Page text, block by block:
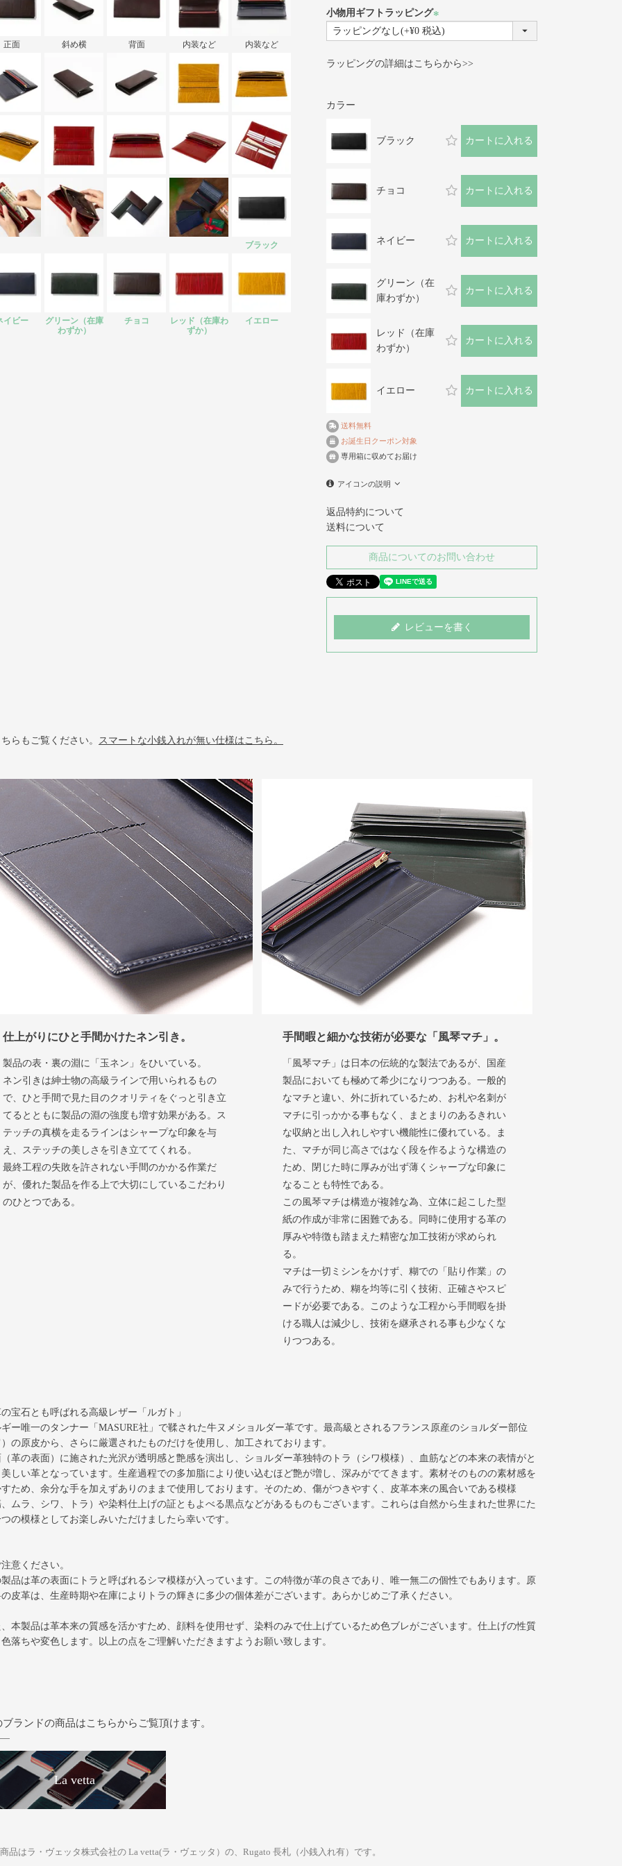
正面 斜め横 背面 内装など 内装など
ブラック
イビー
グリーン（在庫
わずか）
チョコ
レッド（在庫わ
ずか）
イエロー
小物用ギフトラッピング
(必
ラッピングの詳細はこちらから>>
カラー
ブラック カートに入れる
チョコ カートに入れる
ネイビー カートに入れる
グリーン（在
庫わずか）
カートに入れる
レッド（在庫
わずか）
カートに入れる
イエロー カートに入れる
送料無料
お誕生日クーポン対象
専用箱に収めてお届け
アイコンの説明
返品特約について
送料について
商品についてのお問い合わせ
レビューを書く
らもご覧ください。 スマートな小銭入れが無い仕様はこちら。
仕上がりにひと手間かけたネン引き。
製品の表・裏の淵に「玉ネン」をひいている。
ネン引きは紳士物の高級ラインで用いられるもの
で、ひと手間で見た目のクオリティをぐっと引き立
てるとともに製品の淵の強度も増す効果がある。ス
テッチの真横を走るラインはシャープな印象を与
え、ステッチの美しさを引き立ててくれる。
最終工程の失敗を許されない手間のかかる作業だ
が、優れた製品を作る上で大切にしているこだわり
のひとつである。
手間暇と細かな技術が必要な「風琴マチ」 。
「風琴マチ」は日本の伝統的な製法であるが、国産
製品においても極めて希少になりつつある。一般的
なマチと違い、外に折れているため、お札や名刺が
マチに引っかかる事もなく、まとまりのあるきれい
な収納と出し入れしやすい機能性に優れている。ま
た、マチが同じ高さではなく段を作るような構造の
ため、閉じた時に厚みが出ず薄くシャープな印象に
なることも特性である。
この風琴マチは構造が複雑な為、立体に起こした型
紙の作成が非常に困難である。同時に使用する革の
厚みや特徴も踏まえた精密な加工技術が求められ
る。
マチは一切ミシンをかけず、糊での「貼り作業」の
みで行うため、糊を均等に引く技術、正確さやスピ
ードが必要である。このような工程から手間暇を掛
ける職人は減少し、技術を継承される事も少なくな
りつつある。
宝石とも呼ばれる高級レザー「ルガト」
ー唯一のタンナー「MASURE社」で鞣された牛ヌメショルダー革です。最高級とされるフランス原産のショルダー部位
の原皮から、さらに厳選されたものだけを使用し、加工されております。
革の表面）に施された光沢が透明感と艶感を演出し、ショルダー革独特のトラ（シワ模様）、血筋などの本来の表情がと
しい革となっています。生産過程での多加脂により使い込むほど艶が増し、深みがでてきます。素材そのものの素材感を
ため、余分な手を加えずありのままで使用しております。そのため、傷がつきやすく、皮革本来の風合いである模様
ムラ、シワ、トラ）や染料仕上げの証ともよべる黒点などがあるものもございます。これらは自然から生まれた世界にた
の模様としてお楽しみいただけましたら幸いです。
意ください。
品は革の表面にトラと呼ばれるシマ模様が入っています。
この特徴が革の良さであり、唯一無二の個性でもあります。原
皮革は、生産時期や在庫によりトラの輝きに多少の個体差がございます。あらかじめご了承ください。
本製品は革本来の質感を活かすため、顔料を使用せず、染料のみで仕上げているため色ブレがございます。仕上げの性質
落ちや変色します。以上の点をご理解いただきますようお願い致します。
ブランドの商品はこちらからご覧頂けます。
La vetta
品はラ・ヴェッタ株式会社の La vetta(ラ・ヴェッタ）の、Rugato 長札（小銭入れ有）です。